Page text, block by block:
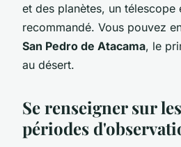
et des planètes, un télescope
recommandé. Vous pouvez
San Pedro de Atacama, le
au désert.
Se renseigner sur
périodes